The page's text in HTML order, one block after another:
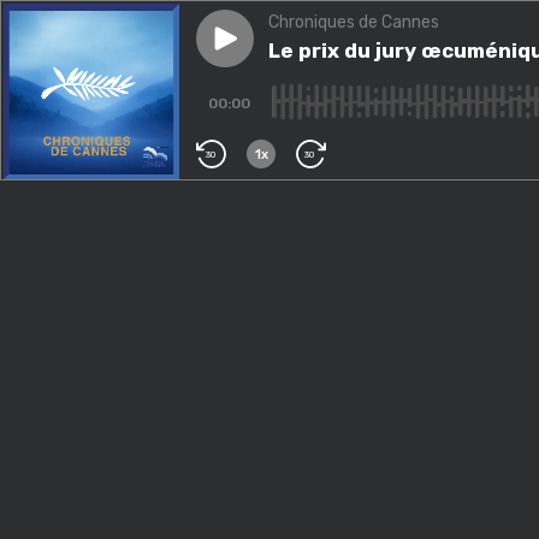
Play episodeLe prix du jury œcuménique
Chroniques de Cannes
Le prix du jury
00:00
30 1x 30